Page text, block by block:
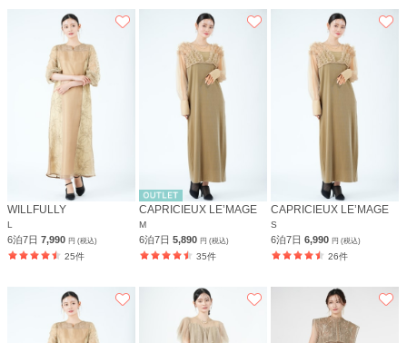
WILLFULLY
L
6泊7日 7,990 円 (税込)
25件
CAPRICIEUX LE’MAGE
M
6泊7日5,890円 (税込)
35件
CAPRICIEUX LE’MAGE
S
6泊7日6,990円 (税込)
26件